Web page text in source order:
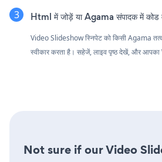
Html में जोड़ें या Agama संपादक में कोड
Video Slideshow स्निपेट को किसी Agama
स्वीकार करता है। सहेजें, लाइव पृष्ठ देखें, और
Not sure if our Video